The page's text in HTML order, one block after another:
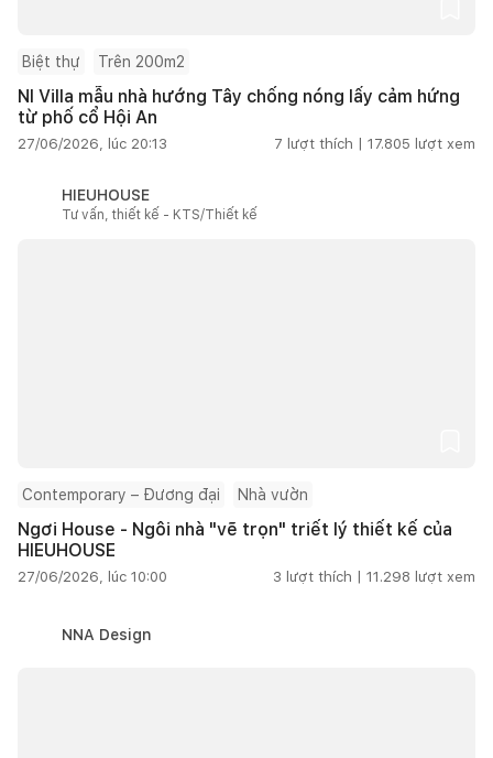
Biệt thự Trên 200m2
NI Villa mẫu nhà hướng Tây chống nóng lấy cảm hứng
từ phố cổ Hội An
27/06/2026, lúc 20:13 7 lượt thích | 17.805 lượt xem
HIEUHOUSE
Tư vấn, thiết kế - KTS/Thiết kế
Contemporary – Đương đại Nhà vườn
Ngơi House - Ngôi nhà "vẽ trọn" triết lý thiết kế của
HIEUHOUSE
27/06/2026, lúc 10:00 3 lượt thích | 11.298 lượt xem
NNA Design